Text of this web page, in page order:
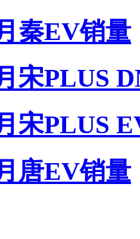
秦EV销量
宋PLUS
宋PLUS
唐EV销量